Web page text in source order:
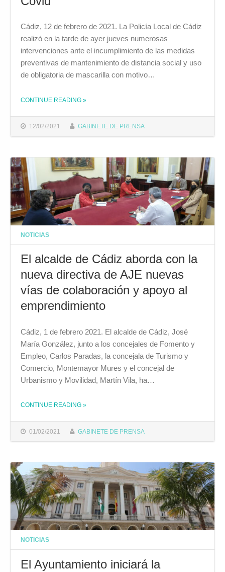
12/02/2021 GABINETE DE PRENSA
Cádiz, 12 de febrero de 2021. La Policía Local de Cádiz
realizó en la tarde de ayer jueves numerosas
intervenciones ante el incumplimiento de las medidas
preventivas de mantenimiento de distancia social y uso
de obligatoria de mascarilla con motivo…
CONTINUE READING THE "LA POLICÍA LOCAL INTERPONE 49 DENUNCIAS POR SALTARSE LAS NORMAS COVID"
»
NOTICIAS
El alcalde de Cádiz aborda con la
nueva directiva de AJE nuevas
vías de colaboración y apoyo al
emprendimiento
01/02/2021 GABINETE DE PRENSA
Cádiz, 1 de febrero 2021. El alcalde de Cádiz, José
María González, junto a los concejales de Fomento y
Empleo, Carlos Paradas, la concejala de Turismo y
Comercio, Montemayor Mures y el concejal de
Urbanismo y Movilidad, Martín Vila, ha…
CONTINUE READING THE "EL ALCALDE DE CÁDIZ ABORDA CON LA NUEVA DIRECTIVA DE AJE NUEVAS VÍAS DE COLABORACIÓN Y APOYO AL EMPRENDIMIENTO"
»
NOTICIAS
El Ayuntamiento iniciará la